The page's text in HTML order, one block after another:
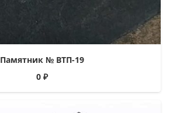
Памятник № ВТП-19
0 ₽